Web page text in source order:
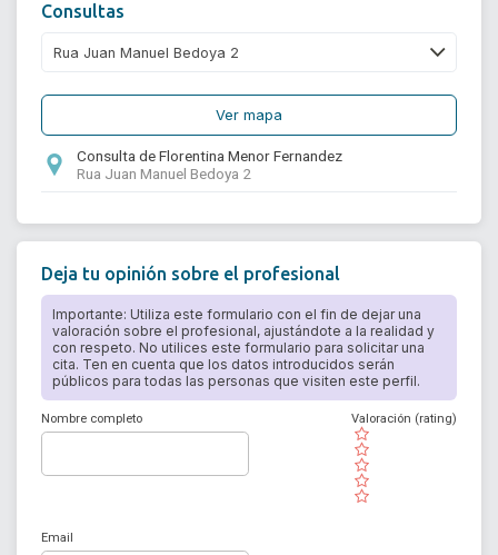
Consultas
Ver mapa
Consulta de Florentina Menor Fernandez
Rua Juan Manuel Bedoya 2
Deja tu opinión sobre el profesional
Importante: Utiliza este formulario con el fin de dejar una
valoración sobre el profesional, ajustándote a la realidad y
con respeto. No utilices este formulario para solicitar una
cita. Ten en cuenta que los datos introducidos serán
públicos para todas las personas que visiten este perfil.
Nombre completo
( )
( )
( )
( )
( )
Valoración (rating)
Email